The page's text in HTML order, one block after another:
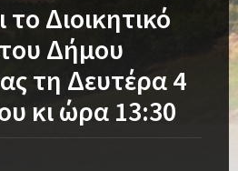
το Διοικητικό
Δήμου
τη Δευτέρα 4
κι ώρα 13:30